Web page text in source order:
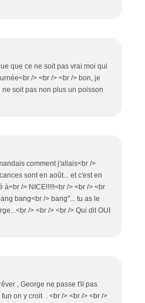
que ce ne soit pas vrai moi qui
/> <br /> <br /> bon, je
soit pas non plus un poisson
comment j'allais<br />
sont en août... et c'est en
/> NICE!!!!!<br /> <br /> <br
bang<br /> bang"... tu as le
/> <br /> <br /> Qui dit OUI
, George ne passe t'il pas
on y croit . <br /> <br /> <br />